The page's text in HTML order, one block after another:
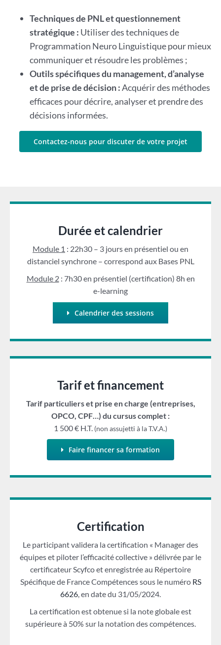
Techniques de PNL et questionnement
stratégique : Utiliser des techniques de
Programmation Neuro Linguistique pour mieux
communiquer et résoudre les problèmes ;
Outils spécifiques du management, d’analyse
et de prise de décision :Acquérir des méthodes
efficaces pour décrire, analyser et prendre des
décisions informées.
Contactez-nous pour discuter de votre projet
Durée et calendrier
Module 1 : 22h30 – 3 jours en présentiel ou en
distanciel synchrone – correspond aux Bases PNL
Module 2: 7h30 en présentiel (certification) 8h en
e-learning
Calendrier des sessions
Tarif et financement
Tarif particuliers et prise en charge (entreprises,
OPCO, CPF…) du cursus complet :
1 500 € H.T. (non assujetti à la T.V.A.)
Faire financer sa formation
Certification
Le participant validera la certification « Manager des
équipes et piloter l’efficacité collective » délivrée par le
certificateur Scyfco et enregistrée au Répertoire
Spécifique de France Compétences sous le numéro RS
6626, en date du 31/05/2024.
La certification est obtenue si la note globale est
supérieure à 50% sur la notation des compétences.